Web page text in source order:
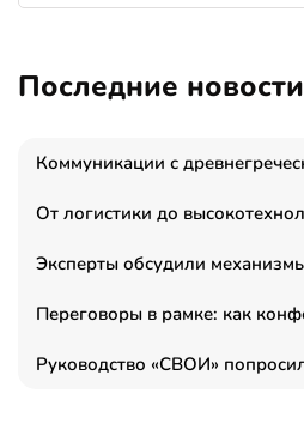
Последние новости